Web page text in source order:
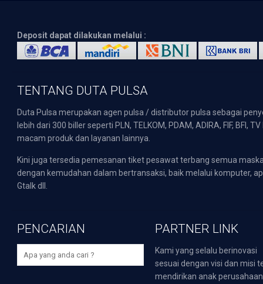
Deposit dapat dilakukan melalui :
TENTANG DUTA PULSA
Duta Pulsa merupakan agen pulsa / distributor pulsa sebagai
lebih dari 300 biller seperti PLN, TELKOM, PDAM, ADIRA, FIF,
macam produk dan layanan lainnya.
Kini juga tersedia pemesanan tiket pesawat terbang semua
dengan kemudahan dalam bertransaksi, baik melalui komputer,
Gtalk dll.
PENCARIAN PARTNER LINK
Kami yang selalu berinovasi
sesuai dengan visi dan misi
mendirikan anak perusahaan